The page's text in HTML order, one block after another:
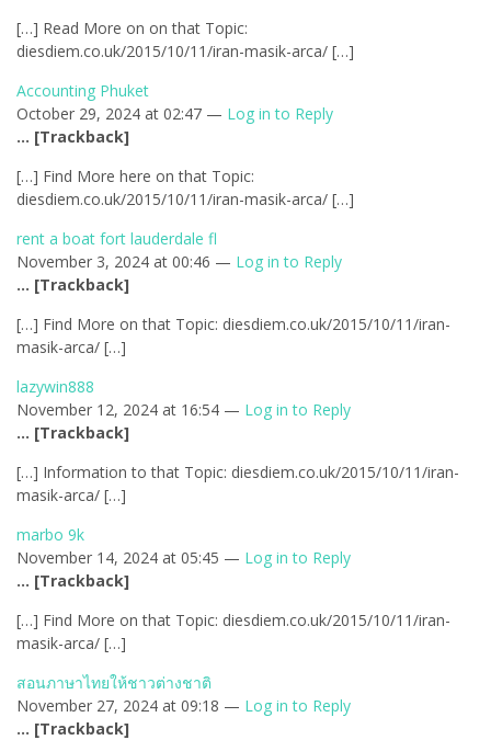
[…] Read More on on that Topic:
diesdiem.co.uk/2015/10/11/iran-masik-arca/ […]
Accounting Phuket
October 29, 2024 at 02:47 — Log in to Reply
… [Trackback]
[…] Find More here on that Topic:
diesdiem.co.uk/2015/10/11/iran-masik-arca/ […]
rent a boat fort lauderdale fl
November 3, 2024 at 00:46 — Log in to Reply
… [Trackback]
[…] Find More on that Topic: diesdiem.co.uk/2015/10/11/iran-
masik-arca/ […]
lazywin888
November 12, 2024 at 16:54 — Log in to Reply
… [Trackback]
[…] Information to that Topic: diesdiem.co.uk/2015/10/11/iran-
masik-arca/ […]
marbo 9k
November 14, 2024 at 05:45 — Log in to Reply
… [Trackback]
[…] Find More on that Topic: diesdiem.co.uk/2015/10/11/iran-
masik-arca/ […]
สอนภาษาไทยให้ชาวต่างชาติ
November 27, 2024 at 09:18 — Log in to Reply
… [Trackback]